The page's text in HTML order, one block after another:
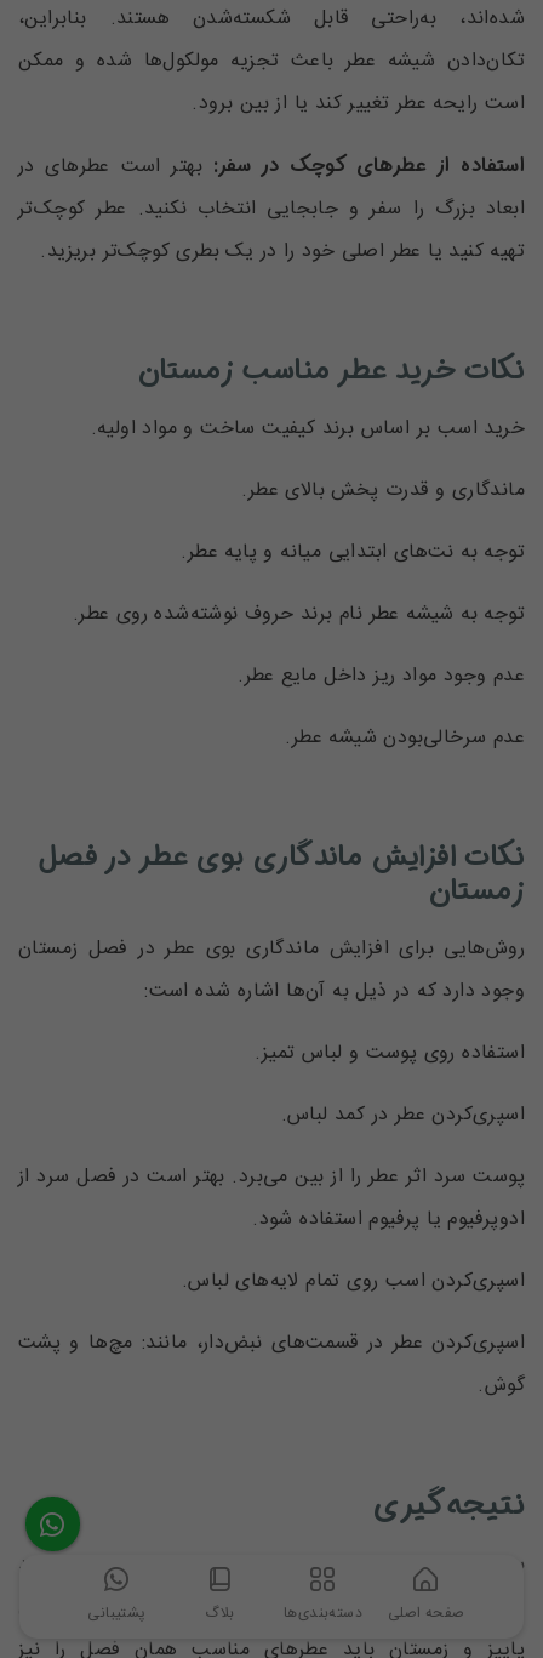
صفحه اصلی دسته‌بندی‌ها بلاگ پشتیبانی
شده‌اند، به‌راحتی قابل شکسته‌شدن هستند. بنابراین،
تکان‌دادن شیشه عطر باعث تجزیه مولکول‌ها شده و ممکن
است رایحه عطر‌ تغییر کند یا از بین برود.
استفاده از عطرهای کوچک در سفر: بهتر است عطرهای در
ابعاد بزرگ را سفر و جابجایی انتخاب نکنید. عطر کوچک‌تر
تهیه کنید یا عطر اصلی خود را در یک بطری کوچک‌تر بریزید.
نکات خرید عطر مناسب زمستان
خرید اسب بر اساس برند کیفیت ساخت و مواد اولیه.
ماندگاری و قدرت پخش بالای عطر.
توجه به نت‌های ابتدایی میانه و پایه عطر.
توجه به شیشه عطر نام برند حروف نوشته‌شده روی عطر.
عدم وجود مواد ریز داخل مایع عطر.
عدم سرخالی‌بودن شیشه عطر.
نکات افزایش ماندگاری بوی عطر در فصل
زمستان
روش‌هایی برای افزایش ماندگاری بوی عطر در فصل زمستان
وجود دارد که در ذیل به آن‌ها اشاره شده است:
استفاده روی پوست و لباس تمیز.
اسپری‌کردن عطر در کمد لباس.
پوست سرد اثر عطر را از بین می‌برد. بهتر است در فصل سرد از
ادوپرفیوم یا پرفیوم استفاده شود.
اسپری‌کردن اسب روی تمام لایه‌های لباس.
اسپری‌کردن عطر در قسمت‌های نبض‌دار، مانند: مچ‌ها و پشت
گوش.
نتیجه‌گیری
برای افرادی که به پوشش و لباس خود بسیار اهمیت می‌دهند
و در کنار آن به عطر خود نیز اهمیت می‌دهند، با ورود به فصل
پاییز و زمستان باید عطر‌های مناسب همان فصل را نیز